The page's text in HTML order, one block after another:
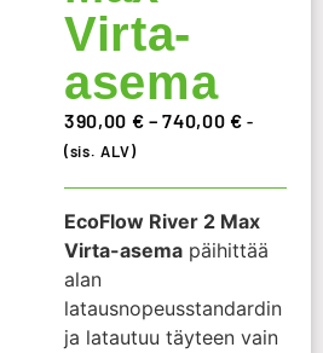
Virta-
asema
390,00 € – 740,00 € -
(sis. ALV)
EcoFlow River 2 Max
Virta-asema päihittää
alan
latausnopeusstandardin
ja latautuu täyteen vain